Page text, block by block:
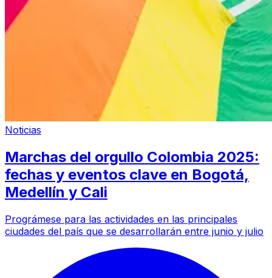
Noticias
Marchas del orgullo Colombia 2025:
fechas y eventos clave en Bogotá,
Medellín y Cali
Prográmese para las actividades en las principales
ciudades del país que se desarrollarán entre junio y julio